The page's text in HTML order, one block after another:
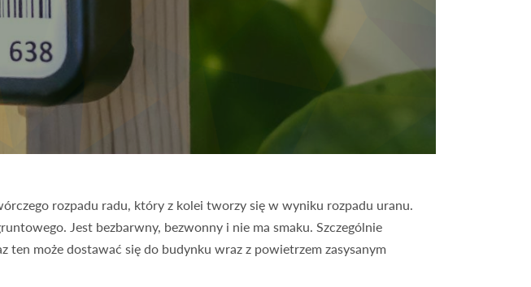
rozpadu radu, który z kolei tworzy się w wyniku rozpadu uranu.
Jest bezbarwny, bezwonny i nie ma smaku. Szczególnie
ten może dostawać się do budynku wraz z powietrzem zasysanym